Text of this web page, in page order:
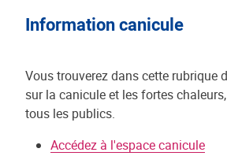
Information canicule
Vous trouverez dans cette rubrique
sur la canicule et les fortes
tous les publics.
Accédez à l'espace canicule